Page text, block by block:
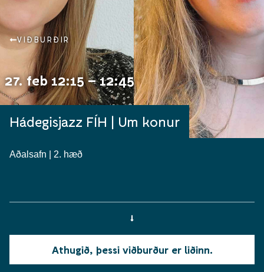
VIÐBURÐIR
27. feb 12:15 – 12:45
Hádegisjazz FÍH | Um konur
Aðalsafn | 2. hæð
Athugið, þessi viðburður er liðinn.